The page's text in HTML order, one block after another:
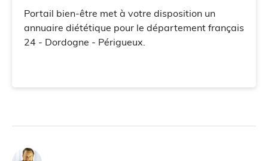
Portail bien-être met à votre disposition un
annuaire diététique pour le département français
24 - Dordogne - Périgueux.